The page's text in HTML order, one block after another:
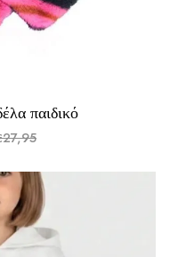
παιδικό
27,95